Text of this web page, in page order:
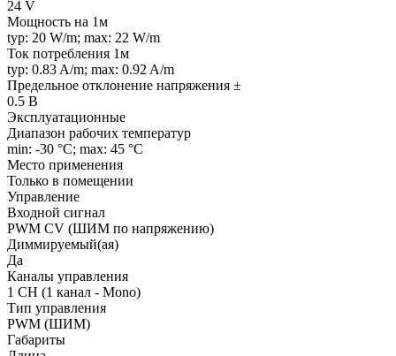
24 V
Мощность на 1м
typ: 20 W/m; max: 22 W/m
Ток потребления 1м
typ: 0.83 A/m; max: 0.92 A/m
Предельное отклонение напряжения ±
0.5 В
Эксплуатационные
Диапазон рабочих температур
min: -30 °C; max: 45 °C
Место применения
Только в помещении
Управление
Входной сигнал
PWM СV (ШИМ по напряжению)
Диммируемый(ая)
Да
Каналы управления
1 CH (1 канал - Mono)
Тип управления
PWM (ШИМ)
Габариты